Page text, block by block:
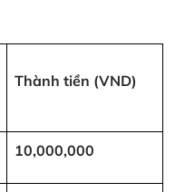
Thành tiền (VND)
10,000,000